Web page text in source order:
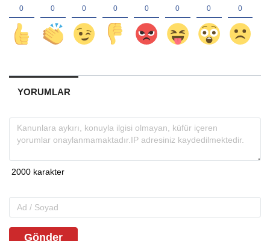
YORUMLAR
Gönder